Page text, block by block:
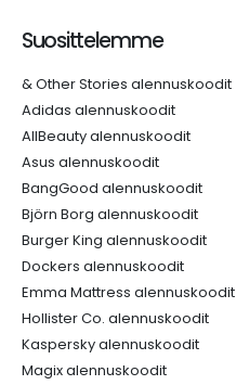
Suosittelemme
& Other Stories alennuskoodit
Adidas alennuskoodit
AllBeauty alennuskoodit
Asus alennuskoodit
BangGood alennuskoodit
Björn Borg alennuskoodit
Burger King alennuskoodit
Dockers alennuskoodit
Emma Mattress alennuskoodit
Hollister Co. alennuskoodit
Kaspersky alennuskoodit
Magix alennuskoodit